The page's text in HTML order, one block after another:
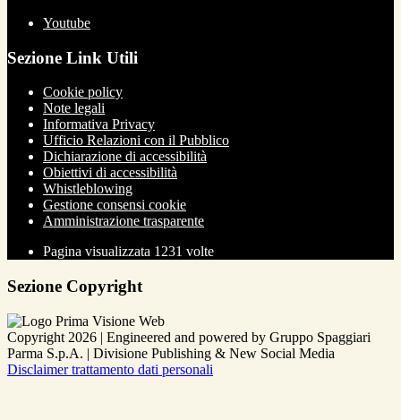
Youtube
Sezione Link Utili
Cookie policy
Note legali
Informativa Privacy
Ufficio Relazioni con il Pubblico
Dichiarazione di accessibilità
Obiettivi di accessibilità
Whistleblowing
Gestione consensi cookie
Amministrazione trasparente
Pagina visualizzata 1231 volte
Sezione Copyright
Copyright 2026 | Engineered and powered by Gruppo Spaggiari
Parma S.p.A. | Divisione Publishing & New Social Media
Disclaimer trattamento dati personali